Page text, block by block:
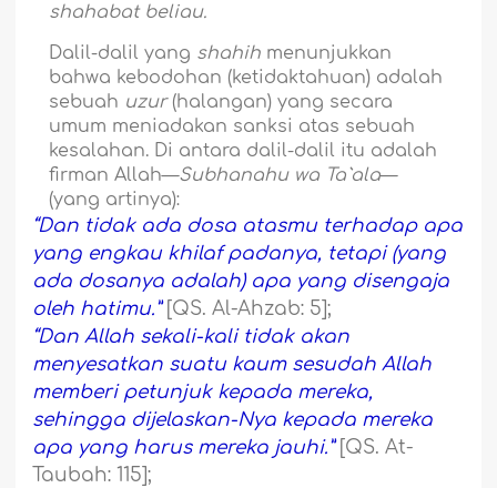
shahabat beliau.
Dalil-dalil yang shahih menunjukkan
bahwa kebodohan (ketidaktahuan) adalah
sebuah uzur(halangan) yang secara
umum meniadakan sanksi atas sebuah
kesalahan. Di antara dalil-dalil itu adalah
firman Allah—Subhanahu wa Ta`ala—
(yang artinya):
“Dan tidak ada dosa atasmu terhadap apa
yang engkau khilaf padanya, tetapi (yang
ada dosanya adalah) apa yang disengaja
oleh hatimu.”[QS. Al-Ahzab: 5];
“Dan Allah sekali-kali tidak akan
menyesatkan suatu kaum sesudah Allah
memberi petunjuk kepada mereka,
sehingga dijelaskan-Nya kepada mereka
apa yang harus mereka jauhi.”[QS. At-
Taubah: 115];